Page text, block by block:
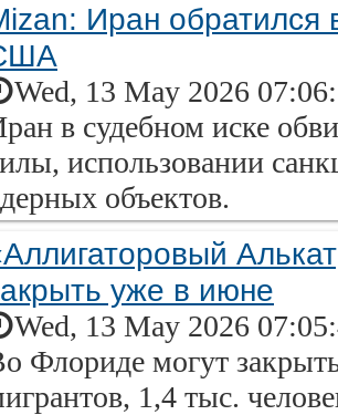
Иран обратился
Wed, 13 May 2026
в судебном иске
использовании
объектов.
уже в июне
Wed, 13 May 2026
Флориде могут
1,4 тыс.